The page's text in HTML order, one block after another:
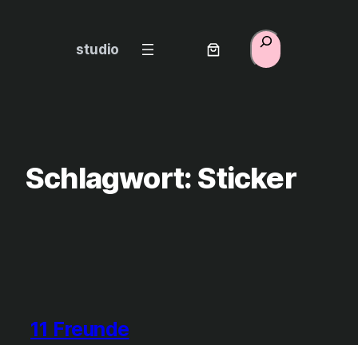
studio
Suchen
Schlagwort: Sticker
11 Freunde